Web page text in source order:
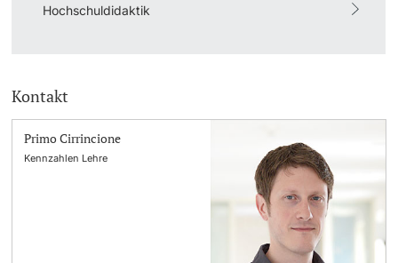
Hochschuldidaktik
Kontakt
Primo Cirrincione
Kennzahlen Lehre